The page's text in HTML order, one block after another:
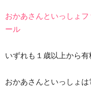
おかあさんといっしょ
ール
いずれも１歳以上から有
おかあさんといっしょ